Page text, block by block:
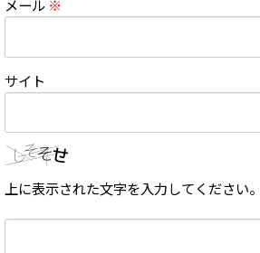
メール ※
サイト
上に表示された文字を入力してください。